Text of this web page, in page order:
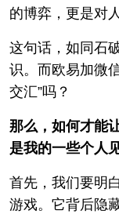
的博弈，更是对
这句话，如同石
识。而欧易加微
交汇”吗？
那么，如何才能
是我的一些个人
首先，我们要明
游戏。它背后隐